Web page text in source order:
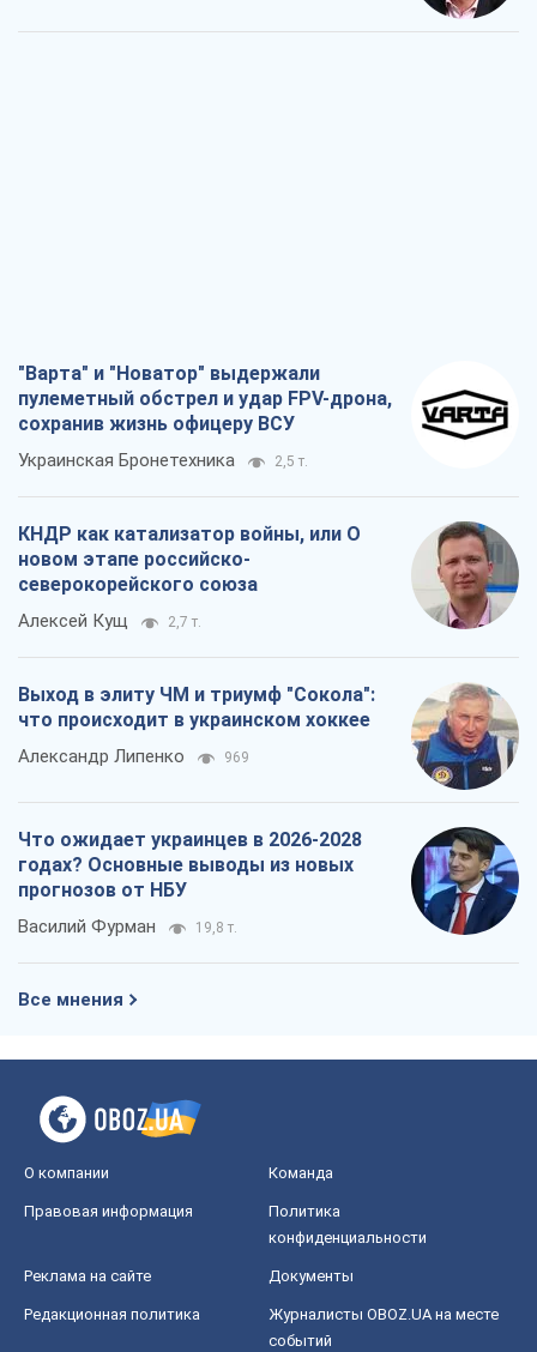
"Варта" и "Новатор" выдержали
пулеметный обстрел и удар FPV-дрона,
сохранив жизнь офицеру ВСУ
Украинская Бронетехника 2,5 т.
КНДР как катализатор войны, или О
новом этапе российско-
северокорейского союза
Алексей Кущ 2,7 т.
Выход в элиту ЧМ и триумф "Сокола":
что происходит в украинском хоккее
Александр Липенко 969
Что ожидает украинцев в 2026-2028
годах? Основные выводы из новых
прогнозов от НБУ
Василий Фурман 19,8 т.
Все мнения
О компании Команда
Правовая информация
Политика
конфиденциальности
Реклама на сайте Документы
Редакционная политика
Журналисты OBOZ.UA на месте
событий